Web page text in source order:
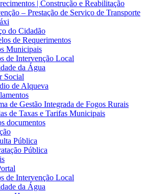
| Construção e Reabilitação
– Prestação de Serviço de Transporte
do Cidadão
de Requerimentos
Municipais
de Intervenção Local
da Água
Social
de Alqueva
de Gestão Integrada de Fogos Rurais
de Taxas e Tarifas Municipais
documentos
Pública
Pública
de Intervenção Local
da Água